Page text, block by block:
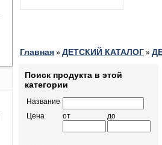
Главная » ДЕТСКИЙ КАТАЛОГ »
Поиск продукта в этой
категории
Название
Цена
от до